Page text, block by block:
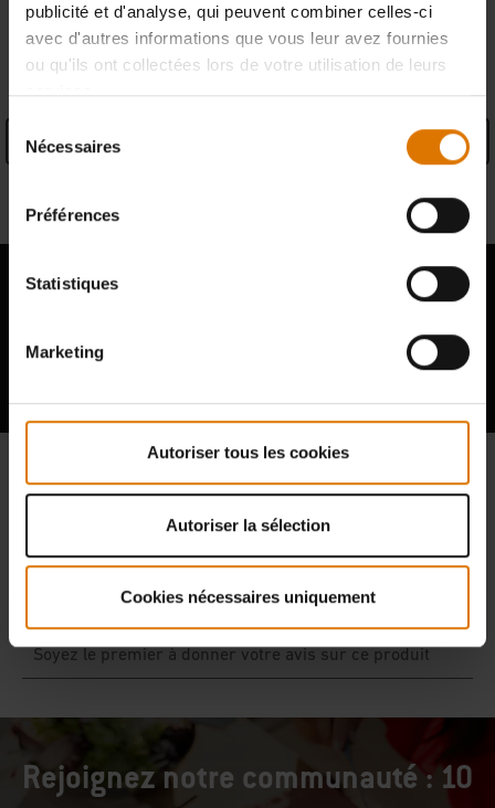
publicité et d'analyse, qui peuvent combiner celles-ci
avec d'autres informations que vous leur avez fournies
ou qu'ils ont collectées lors de votre utilisation de leurs
services.
Sélection
Nécessaires
Préférences
Statistiques
Marketing
Autoriser tous les cookies
Autoriser la sélection
Cookies nécessaires uniquement
SPECIFICATIONS
Hear From Other Grillers
Rejoignez notre communauté : 10